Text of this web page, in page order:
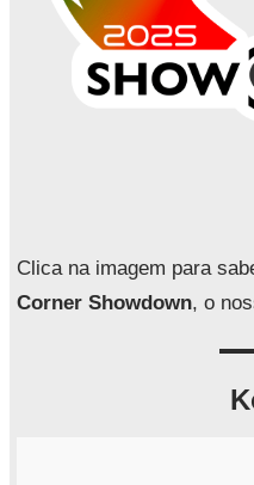
Clica na imagem para
Corner Showdown, o